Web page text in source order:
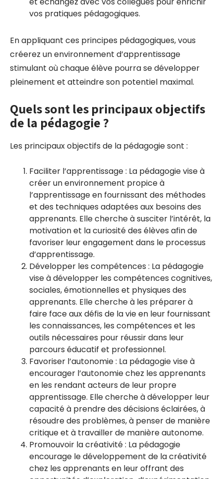
vos pratiques pédagogiques.
En appliquant ces principes pédagogiques, vous
créerez un environnement d’apprentissage
stimulant où chaque élève pourra se développer
pleinement et atteindre son potentiel maximal.
Quels sont les principaux objectifs
de la pédagogie ?
Les principaux objectifs de la pédagogie sont :
Faciliter l’apprentissage : La pédagogie vise à
créer un environnement propice à
l’apprentissage en fournissant des méthodes
et des techniques adaptées aux besoins des
apprenants. Elle cherche à susciter l’intérêt, la
motivation et la curiosité des élèves afin de
favoriser leur engagement dans le processus
d’apprentissage.
Développer les compétences : La pédagogie
vise à développer les compétences cognitives,
sociales, émotionnelles et physiques des
apprenants. Elle cherche à les préparer à
faire face aux défis de la vie en leur fournissant
les connaissances, les compétences et les
outils nécessaires pour réussir dans leur
parcours éducatif et professionnel.
Favoriser l’autonomie : La pédagogie vise à
encourager l’autonomie chez les apprenants
en les rendant acteurs de leur propre
apprentissage. Elle cherche à développer leur
capacité à prendre des décisions éclairées, à
résoudre des problèmes, à penser de manière
critique et à travailler de manière autonome.
Promouvoir la créativité : La pédagogie
encourage le développement de la créativité
chez les apprenants en leur offrant des